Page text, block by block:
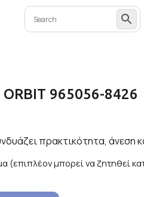
ORBIT 965056-8426
πρακτικότητα, άνεση
μπορεί να ζητηθεί